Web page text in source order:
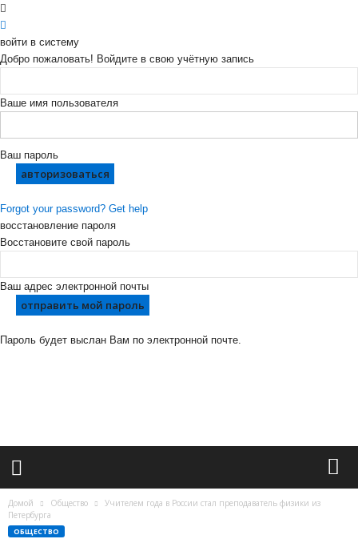
войти в систему
Добро пожаловать! Войдите в свою учётную запись
Ваше имя пользователя
Ваш пароль
Forgot your password? Get help
восстановление пароля
Восстановите свой пароль
Ваш адрес электронной почты
Пароль будет выслан Вам по электронной почте.
ж
Домой Общество
Учителем года в России стал преподаватель физики из
Петербурга
ОБЩЕСТВО